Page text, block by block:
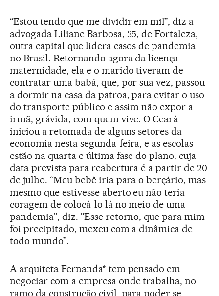
“Estou tendo que me dividir em mil”, diz a
advogada Liliane Barbosa, 35, de Fortaleza,
outra capital que lidera casos de pandemia
no Brasil. Retornando agora da licença-
maternidade, ela e o marido tiveram de
contratar uma babá, que, por sua vez, passou
a dormir na casa da patroa, para evitar o uso
do transporte público e assim não expor a
irmã, grávida, com quem vive. O Ceará
iniciou a retomada de alguns setores da
economia nesta segunda-feira, e as escolas
estão na quarta e última fase do plano, cuja
data prevista para reabertura é a partir de 20
de julho. “Meu bebê iria para o berçário, mas
mesmo que estivesse aberto eu não teria
coragem de colocá-lo lá no meio de uma
pandemia”, diz. "Esse retorno, que para mim
foi precipitado, mexeu com a dinâmica de
todo mundo”.
A arquiteta Fernanda* tem pensado em
negociar com a empresa onde trabalha, no
ramo da construção civil, para poder se